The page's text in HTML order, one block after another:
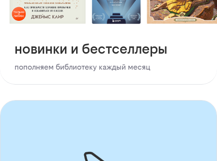
новинки и бестселлеры
пополняем библиотеку каждый месяц